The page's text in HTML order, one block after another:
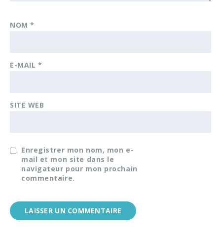
NOM*
E-MAIL *
SITE WEB
Enregistrer mon nom, mon e-
mail et mon site dans le
navigateur pour mon prochain
commentaire.